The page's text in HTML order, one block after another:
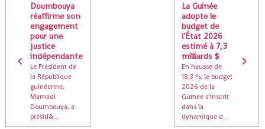
Doumbouya
réaffirme son
engagement
pour une
justice
indépendante
Le Président de
la République
guinéenne,
Mamadi
Doumbouya, a
présid&...
La Guinée
adopte le
budget de
l’État 2026
estimé à 7,3
milliards $
En hausse de
18,3 %, le budget
2026 de la
Guinée s’inscrit
dans la
dynamique d...